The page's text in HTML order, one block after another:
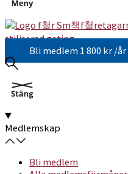
Bli medlem 1 800 kr /år
Medlemskap
Bli medlem